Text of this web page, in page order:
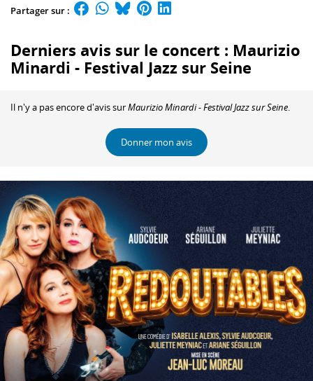
Partager sur :
Derniers avis sur le concert : Maurizio
Minardi - Festival Jazz sur Seine
Il n'y a pas encore d'avis surMaurizio Minardi - Festival Jazz sur Seine.
Donner mon avis